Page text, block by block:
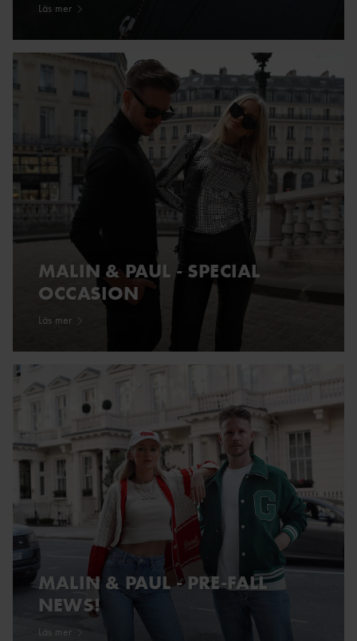
Läs mer
MALIN & PAUL - SPECIAL
OCCASION
Läs mer
MALIN & PAUL - PRE-FALL
NEWS!
Läs mer